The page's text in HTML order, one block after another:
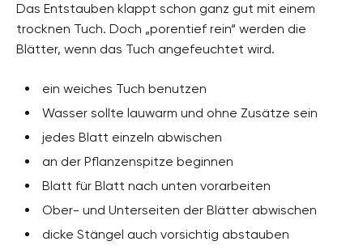
Das Entstauben klappt schon ganz gut mit einem
trocknen Tuch. Doch „porentief rein“ werden die
Blätter, wenn das Tuch angefeuchtet wird.
ein weiches Tuch benutzen
Wasser sollte lauwarm und ohne Zusätze sein
jedes Blatt einzeln abwischen
an der Pflanzenspitze beginnen
Blatt für Blatt nach unten vorarbeiten
Ober- und Unterseiten der Blätter abwischen
dicke Stängel auch vorsichtig abstauben